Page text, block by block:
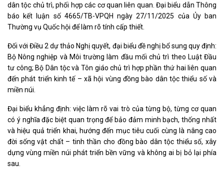
dân tộc chủ trì, phối hợp các cơ quan liên quan. Đại biểu dẫn Thông
báo kết luận số 4665/TB-VPQH ngày 27/11/2025 của Ủy ban
Thường vụ Quốc hội để làm rõ tính cấp thiết.
Đối với Điều 2 dự thảo Nghị quyết, đại biểu đề nghị bổ sung quy định:
Bộ Nông nghiệp và Môi trường làm đầu mối chủ trì theo Luật Đầu
tư công; Bộ Dân tộc và Tôn giáo chủ trì hợp phần thứ hai liên quan
đến phát triển kinh tế – xã hội vùng đồng bào dân tộc thiểu số và
miền núi.
Đại biểu khẳng định: việc làm rõ vai trò của từng bộ, từng cơ quan
có ý nghĩa đặc biệt quan trọng để bảo đảm minh bạch, thống nhất
và hiệu quả triển khai, hướng đến mục tiêu cuối cùng là nâng cao
đời sống vật chất – tinh thần cho đồng bào dân tộc thiểu số, xây
dựng vùng miền núi phát triển bền vững và không ai bị bỏ lại phía
sau.